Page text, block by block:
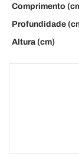
Comprimento
Profundidade
Altura (cm)